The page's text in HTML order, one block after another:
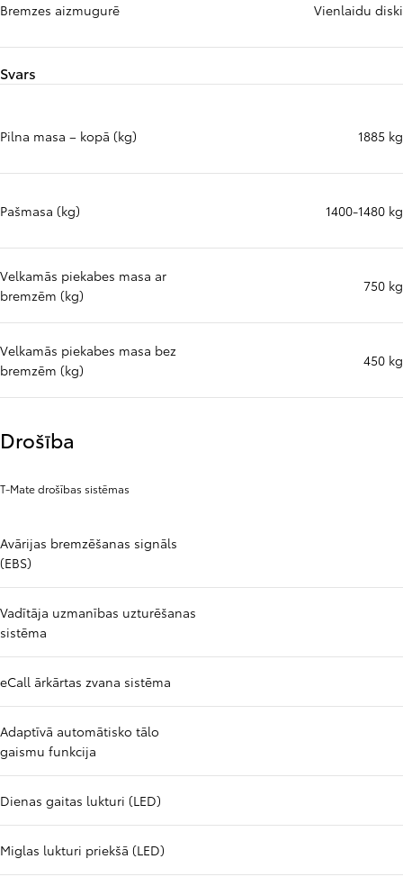
Bremzes aizmugurē Vienlaidu diski
Svars
Pilna masa – kopā (kg) 1885 kg
Pašmasa (kg) 1400-1480 kg
Velkamās piekabes masa ar
bremzēm (kg)
750 kg
Velkamās piekabes masa bez
bremzēm (kg)
450 kg
Drošība
T-Mate drošības sistēmas
Avārijas bremzēšanas signāls
(EBS)
Vadītāja uzmanības uzturēšanas
sistēma
eCall ārkārtas zvana sistēma
Adaptīvā automātisko tālo
gaismu funkcija
Dienas gaitas lukturi (LED)
Miglas lukturi priekšā (LED)